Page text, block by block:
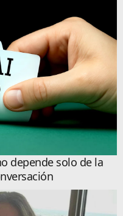
depende solo de la